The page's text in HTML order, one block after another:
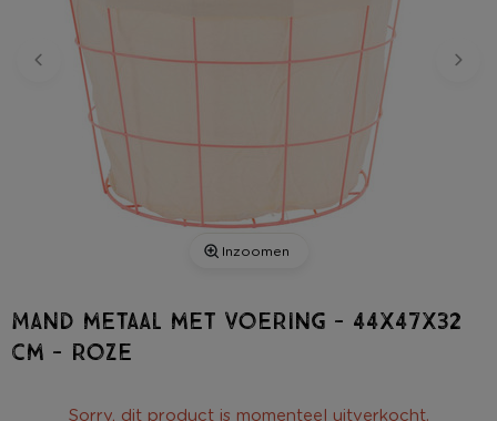
Inzoomen
Mand metaal met voering - 44x47x32
cm - roze
Sorry, dit product is momenteel uitverkocht.